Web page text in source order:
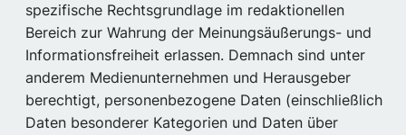
spezifische Rechtsgrundlage im redaktionellen
Bereich zur Wahrung der Meinungsäußerungs- und
Informationsfreiheit erlassen. Demnach sind unter
anderem Medienunternehmen und Herausgeber
berechtigt, personenbezogene Daten (einschließlich
Daten besonderer Kategorien und Daten über